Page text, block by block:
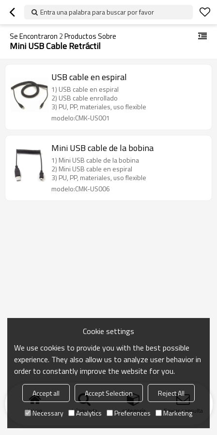
Entra una palabra para buscar por favor
Se Encontraron 2Productos Sobre
Mini USB Cable Retráctil
USB cable en espiral
1) USB cable en espiral
2) USB cable enrollado
3) PU, PP, materiales, uso flexible
modelo:CMK-US001
Mini USB cable de la bobina
1) Mini USB cable de la bobina
2) Mini USB cable en espiral
3) PU, PP, materiales, uso flexible
modelo:CMK-US006
Inicio búsqueda categoría Enviar consulta
Cookie settings
We use cookies to provide you with the best possible
experience. They also allow us to analyze user behavior in
order to constantly improve the website for you.
Accept all Accept Selection
Reject All
Necessary
Analytics Preferences Marketing